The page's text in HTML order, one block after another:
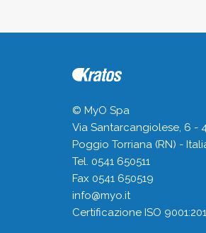
© MyO Spa
Via Santarcangiolese, 6 -
Poggio Torriana (RN) -
Tel. 0541 650511
Fax 0541 650519
info@myo.it
Certificazione ISO